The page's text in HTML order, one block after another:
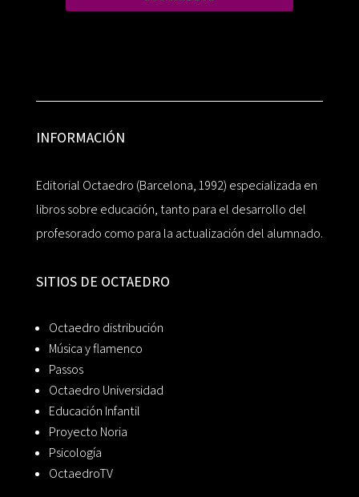
INFORMACIÓN
Editorial Octaedro (Barcelona, 1992) especializada en
libros sobre educación, tanto para el desarrollo del
profesorado como para la actualización del alumnado.
SITIOS DE OCTAEDRO
Octaedro distribución
Música y flamenco
Passos
Octaedro Universidad
Educación Infantil
Proyecto Noria
Psicología
OctaedroTV